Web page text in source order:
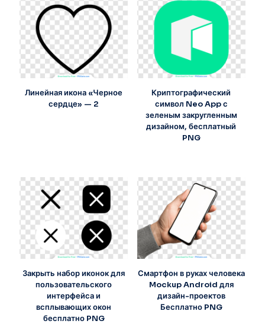
Линейная икона «Черное
сердце» — 2
Криптографический
символ Neo App с
зеленым закругленным
дизайном, бесплатный
PNG
Закрыть набор иконок для
пользовательского
интерфейса и
всплывающих окон
бесплатно PNG
Смартфон в руках человека
Mockup Android для
дизайн-проектов
Бесплатно PNG